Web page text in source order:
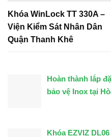
Hoàn thành lắp
bảo vệ Inox tại
Khóa EZVIZ
Khóa WinLock TT 330A –
Viện Kiểm Sát Nhân Dân
Quận Thanh Khê